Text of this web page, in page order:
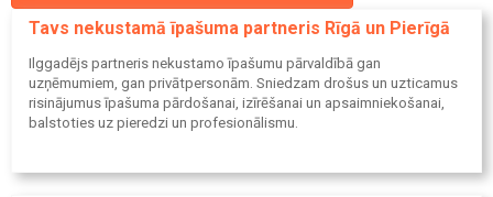
Tavs nekustamā īpašuma partneris Rīgā un Pierīgā
Ilggadējs partneris nekustamo īpašumu pārvaldībā gan
uzņēmumiem, gan privātpersonām. Sniedzam drošus un uzticamus
risinājumus īpašuma pārdošanai, izīrēšanai un apsaimniekošanai,
balstoties uz pieredzi un profesionālismu.